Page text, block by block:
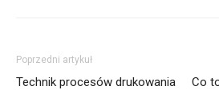
Poprzedni artykuł
Technik procesów drukowania
Co